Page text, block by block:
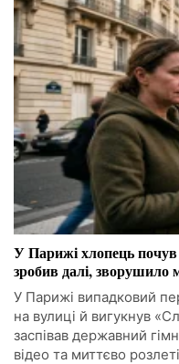
У Парижі хлопець
зробив далі, зворушило
У Парижі випадковий
на вулиці й вигукнув
заспівав державний
відео та миттєво